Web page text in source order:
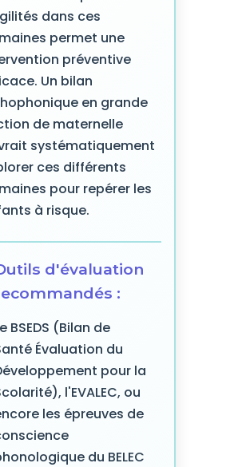
dans ces
permet une
préventive
Un bilan
en grande
de maternelle
systématiquement
ces différents
pour repérer les
à risque.
d'évaluation
:
BSEDS (Bilan de
Évaluation du
pour la
l'EVALEC, ou
les épreuves de
du BELEC